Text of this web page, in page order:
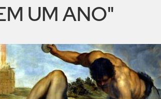
UM ANO"